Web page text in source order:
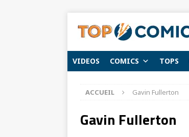
VIDEOS COMICS TOPS
ACCUEIL Gavin Fullerton
Gavin Fullerton